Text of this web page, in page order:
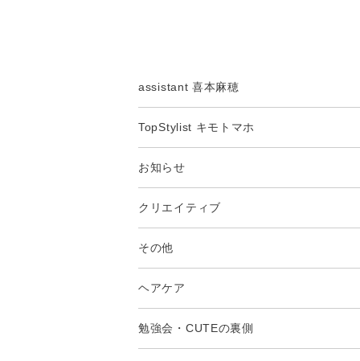
assistant 喜本麻穂
TopStylist キモトマホ
お知らせ
クリエイティブ
その他
ヘアケア
勉強会・CUTEの裏側